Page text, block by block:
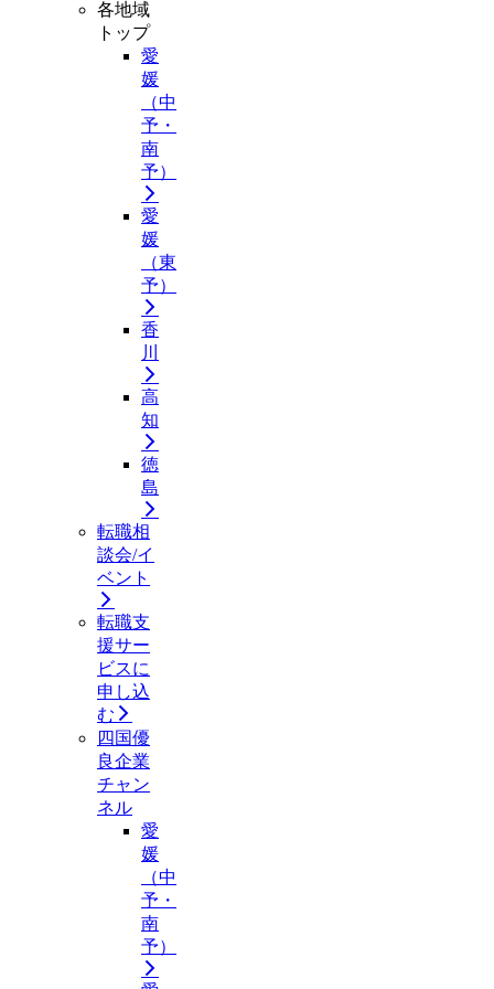
各地域
トップ
愛
媛
（中
予・
南
予）
愛
媛
（東
予）
香
川
高
知
徳
島
転職相
談会/イ
ベント
転職支
援サー
ビスに
申し込
む
四国優
良企業
チャン
ネル
愛
媛
（中
予・
南
予）